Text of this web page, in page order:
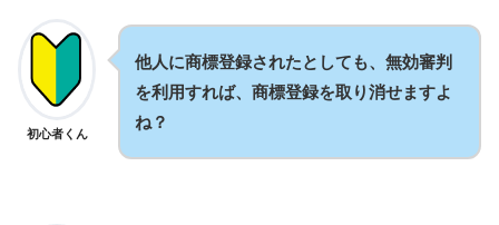
初心者くん
他人に商標登録されたとしても、無効審判
を利用すれば、商標登録を取り消せますよ
ね？